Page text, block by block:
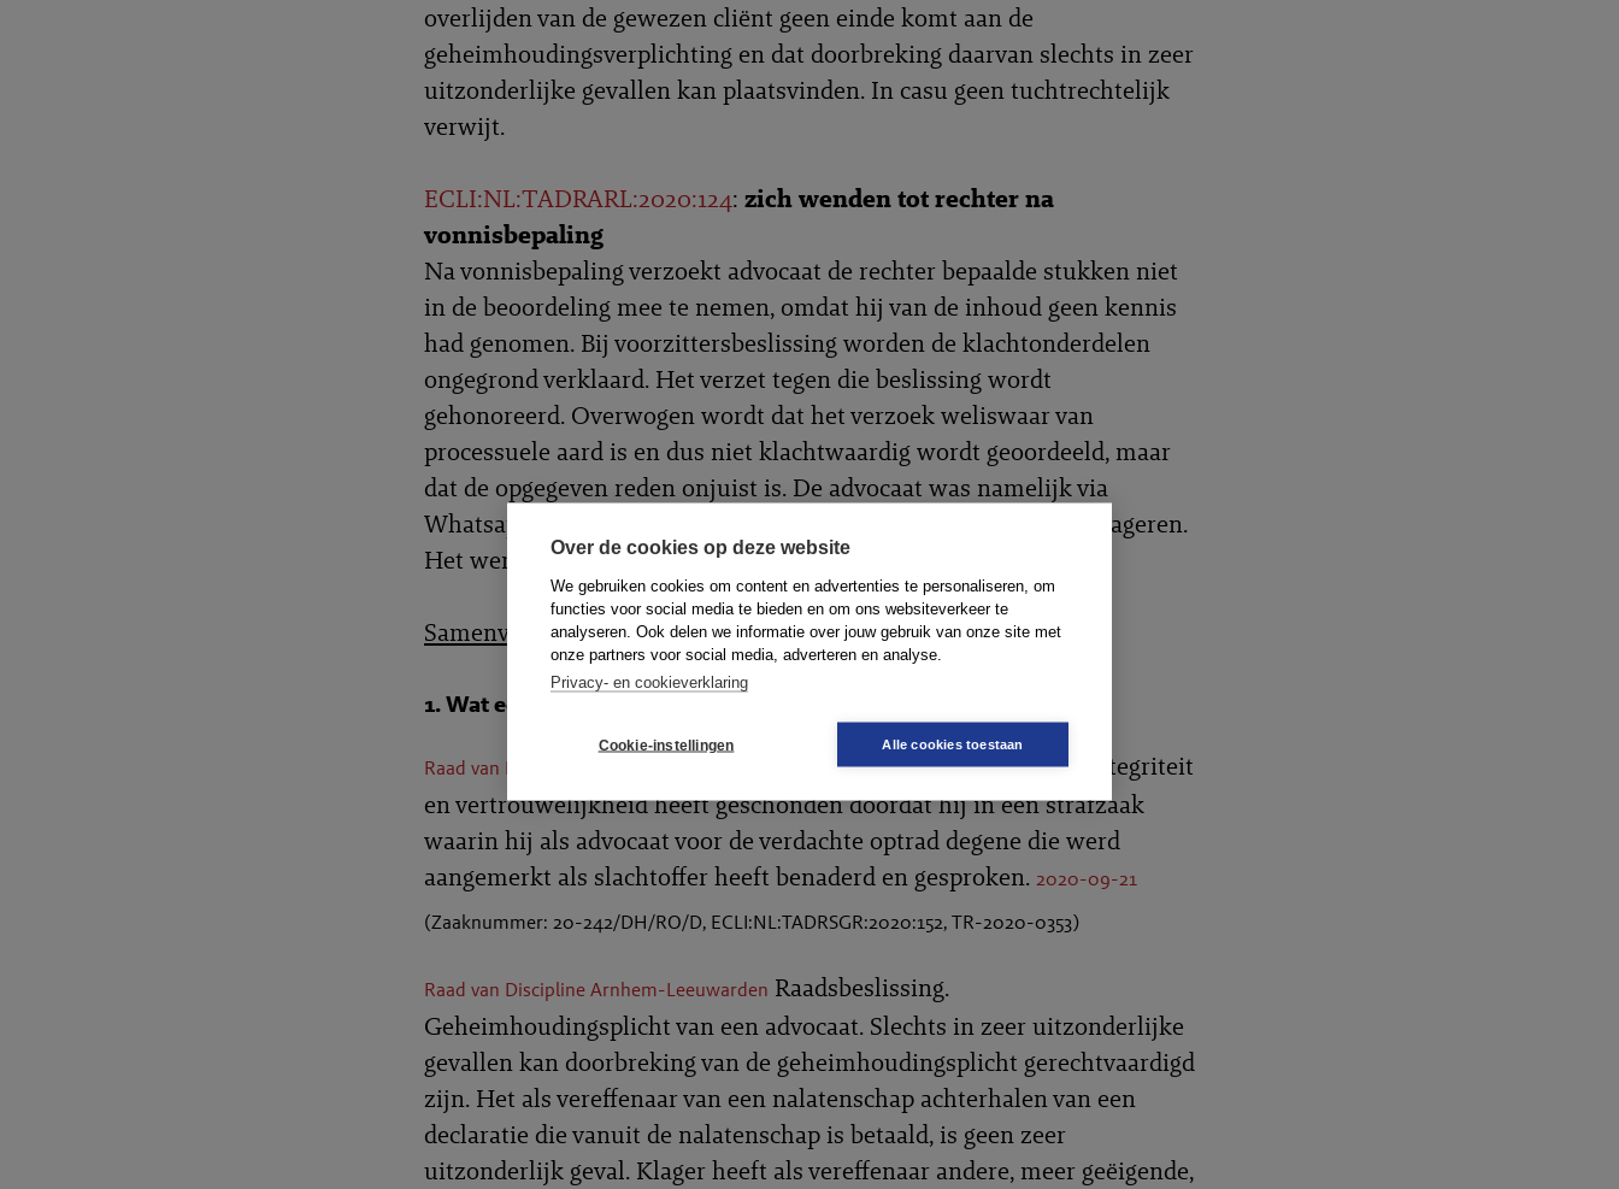
Over de cookies op deze website
We gebruiken cookies om content en advertenties te personaliseren, om
functies voor social media te bieden en om ons websiteverkeer te
analyseren. Ook delen we informatie over jouw gebruik van onze site met
onze partners voor social media, adverteren en analyse.
Privacy- en cookieverklaring
Cookie-instellingen Alle cookies toestaan
overlijden van de gewezen cliënt geen einde komt aan de
geheimhoudingsverplichting en dat doorbreking daarvan slechts in zeer
uitzonderlijke gevallen kan plaatsvinden. In casu geen tuchtrechtelijk
verwijt.
ECLI:NL:TADRARL:2020:124: zich wenden tot rechter na
vonnisbepaling
Na vonnisbepaling verzoekt advocaat de rechter bepaalde stukken niet
in de beoordeling mee te nemen, omdat hij van de inhoud geen kennis
had genomen. Bij voorzittersbeslissing worden de klachtonderdelen
ongegrond verklaard. Het verzet tegen die beslissing wordt
gehonoreerd. Overwogen wordt dat het verzoek weliswaar van
processuele aard is en dus niet klachtwaardig wordt geoordeeld, maar
dat de opgegeven reden onjuist is. De advocaat was namelijk via
Whatsapp op de hoogte gekomen en had wel degelijk kunnen reageren.
Het werd een waarschuwing.
Samenvattingen(bron: tuchtcolleges)
1. Wat een behoorlijk advocaat betaamt
Raad van Discipline 's-Gravenhage
Verweerder heeft de kernwaarden integriteit
en vertrouwelijkheid heeft geschonden doordat hij in een strafzaak
waarin hij als advocaat voor de verdachte optrad degene die werd
aangemerkt als slachtoffer heeft benaderd en gesproken. 2020-09-21
(Zaaknummer: 20-242/DH/RO/D, ECLI:NL:TADRSGR:2020:152, TR-2020-0353)
Raad van Discipline Arnhem-Leeuwarden Raadsbeslissing.
Geheimhoudingsplicht van een advocaat. Slechts in zeer uitzonderlijke
gevallen kan doorbreking van de geheimhoudingsplicht gerechtvaardigd
zijn. Het als vereffenaar van een nalatenschap achterhalen van een
declaratie die vanuit de nalatenschap is betaald, is geen zeer
uitzonderlijk geval. Klager heeft als vereffenaar andere, meer geëigende,